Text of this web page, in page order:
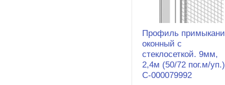
Профиль
оконный с
стеклосеткой. 9мм,
2,4м (50/72 пог.м/
С-000079992